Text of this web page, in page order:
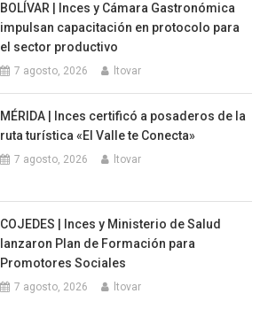
BOLÍVAR | Inces y Cámara Gastronómica
impulsan capacitación en protocolo para
el sector productivo
7 agosto, 2026 ltovar
MÉRIDA | Inces certificó a posaderos de la
ruta turística «El Valle te Conecta»
7 agosto, 2026 ltovar
COJEDES | Inces y Ministerio de Salud
lanzaron Plan de Formación para
Promotores Sociales
7 agosto, 2026 ltovar